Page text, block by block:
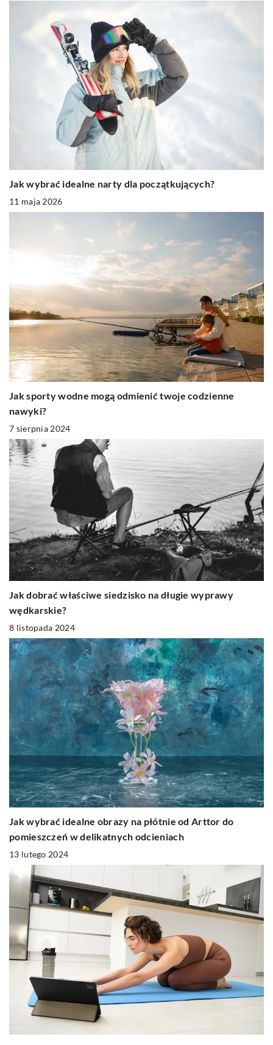
Jak wybrać idealne narty dla początkujących?
11 maja 2026
Jak sporty wodne mogą odmienić twoje codzienne
nawyki?
7 sierpnia 2024
Jak dobrać właściwe siedzisko na długie wyprawy
wędkarskie?
8 listopada 2024
Jak wybrać idealne obrazy na płótnie od Arttor do
pomieszczeń w delikatnych odcieniach
13 lutego 2024